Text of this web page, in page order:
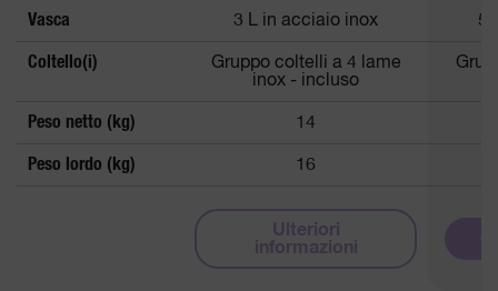
Vasca 3 L in acciaio inox 5
Coltello(i)
Gruppo coltelli a 4 lame
inox - incluso
Peso netto (kg) 14
Peso lordo (kg) 16
Ulteriori
informazioni